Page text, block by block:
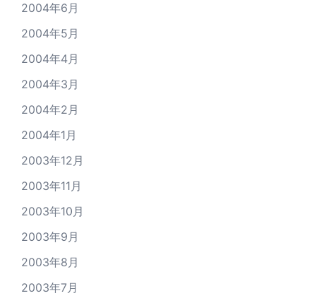
2004年6月
2004年5月
2004年4月
2004年3月
2004年2月
2004年1月
2003年12月
2003年11月
2003年10月
2003年9月
2003年8月
2003年7月